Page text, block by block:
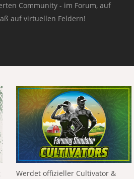
Community - im Forum, auf
auf virtuellen Feldern!
Werdet offizieller Cultivator &